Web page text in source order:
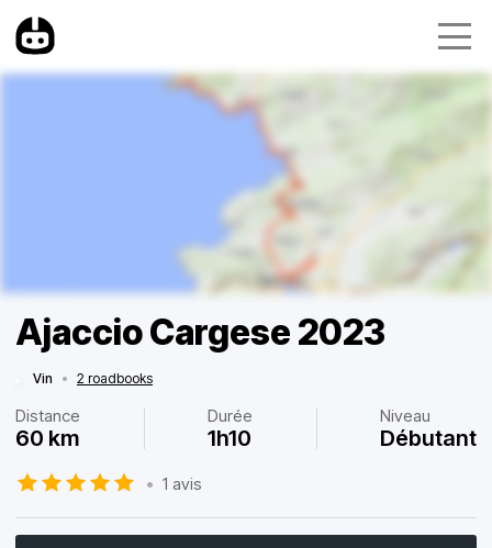
Ajaccio Cargese 2023
Vin • 2 roadbooks
Distance
60 km
Durée
1h10
Niveau
Débutant
• 1 avis